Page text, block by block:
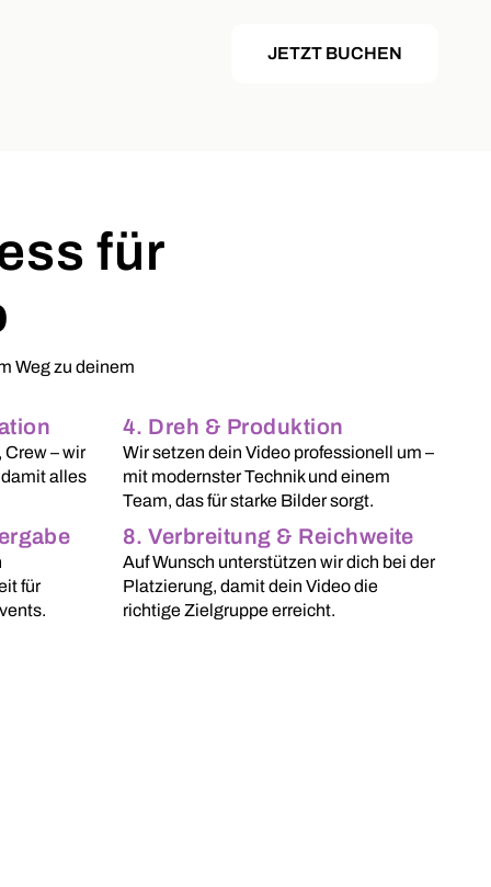
JETZT BUCHEN
für
Weg zu deinem
– wir
alles
4. Dreh & Produktion
Wir setzen dein Video professionell um –
mit modernster Technik und einem
Team, das für starke Bilder sorgt.
für
8. Verbreitung & Reichweite
Auf Wunsch unterstützen wir dich bei der
Platzierung, damit dein Video die
richtige Zielgruppe erreicht.